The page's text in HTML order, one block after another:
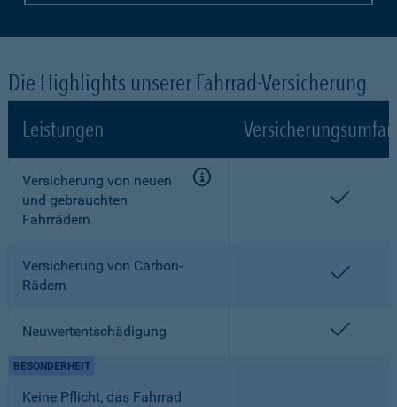
Die Highlights unserer Fahrrad-Versicherung
Leistungen
Versicherung von neuen
und gebrauchten
Fahrrädern
Versicherung von Carbon-
Rädern
Neuwertentschädigung
Keine Pflicht, das Fahrrad
BESONDERHEIT